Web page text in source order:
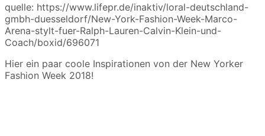
quelle: https://www.lifepr.de/inaktiv/loral-deutschland-
gmbh-duesseldorf/New-York-Fashion-Week-Marco-
Arena-stylt-fuer-Ralph-Lauren-Calvin-Klein-und-
Coach/boxid/696071
Hier ein paar coole Inspirationen von der New Yorker
Fashion Week 2018!